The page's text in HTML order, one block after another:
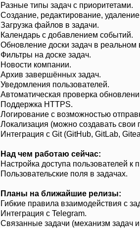
Разные типы задач с приоритетами.
Создание, редактирование,
Загрузка файлов в задачи.
Календарь с добавлением событий.
Обновление доски задач в реальном
Фильтры на доске задач.
Новости компании.
Архив завершённых задач.
Уведомления пользователей.
Автоматическая проверка
Поддержка HTTPS.
Логирование с возможностью
Локализация (можно создавать свои
Интеграция с Git (GitHub, GitLab,
Над чем работаю сейчас:
Настройка доступа пользователей к
Пользовательские поля в задачах.
Планы на ближайшие релизы:
Гибкие правила взаимодействия с
Интеграция с Telegram.
Связанные задачи (механизм задач